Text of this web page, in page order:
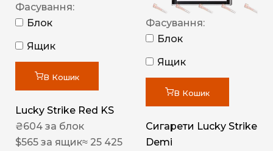
Фасування:
Блок
Ящик
В Кошик
Lucky Strike Red KS
₴604 за блок
$565 за ящик≈ 25 425
Фасування:
Блок
Ящик
В Кошик
Сигарети Lucky Strike
Demi